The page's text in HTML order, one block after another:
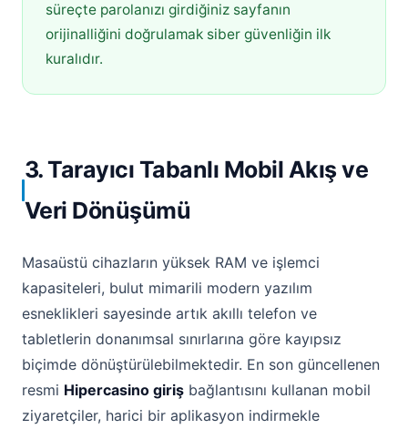
süreçte parolanızı girdiğiniz sayfanın
orijinalliğini doğrulamak siber güvenliğin ilk
kuralıdır.
3. Tarayıcı Tabanlı Mobil Akış ve
Veri Dönüşümü
Masaüstü cihazların yüksek RAM ve işlemci
kapasiteleri, bulut mimarili modern yazılım
esneklikleri sayesinde artık akıllı telefon ve
tabletlerin donanımsal sınırlarına göre kayıpsız
biçimde dönüştürülebilmektedir. En son güncellenen
resmi Hipercasino giriş bağlantısını kullanan mobil
ziyaretçiler, harici bir aplikasyon indirmekle